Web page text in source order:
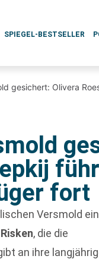
SPIEGEL-BESTSELLER
gesichert: Olivera
fort
Versmold ein
, die die
an ihre